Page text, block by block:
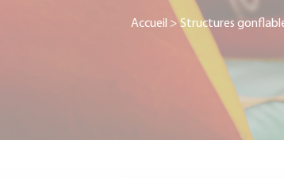
Accueil >Structures